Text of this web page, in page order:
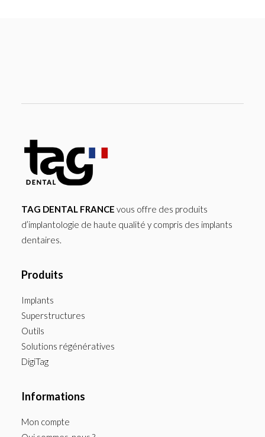
TAG DENTAL FRANCE vous offre des produits
d’implantologie de haute qualité y compris des implants
dentaires.
Produits
Implants
Superstructures
Outils
Solutions régénératives
DigiTag
Informations
Mon compte